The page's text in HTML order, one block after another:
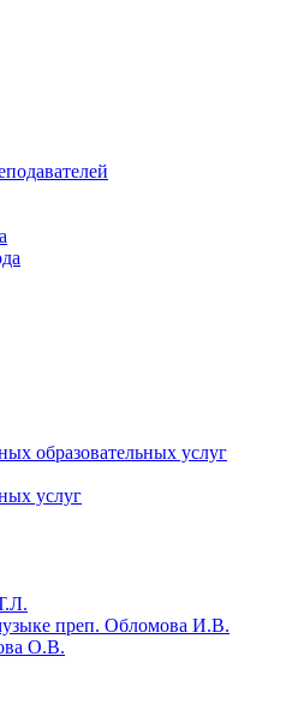
образовательных услуг
услуг
преп. Обломова И.В.
О.В.